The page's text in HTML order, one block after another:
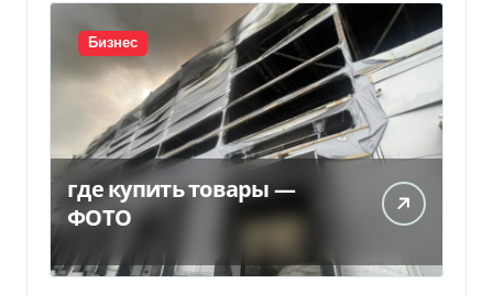
Бизнес
где купить товары —
ФОТО